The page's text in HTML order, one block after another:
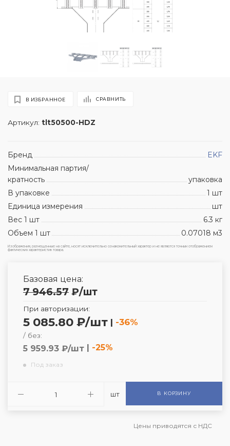
Артикул: tlt50500-HDZ
В ИЗБРАННОЕ СРАВНИТЬ
Бренд
EKF
Минимальная партия/
кратность
упаковка
В упаковке
1 шт
Единица измерения
шт
Вес 1 шт
6.3 кг
Объем 1 шт
0.07018 м3
Изображения, размещенные на сайте, носят исключительно ознакомительный характер и не являются точным отображением
фактических характеристик товара.
Базовая цена:
7 946.57 ₽/шт
При авторизации:
5 085.80 ₽/шт | -36%
/ без:
5 959.93 ₽/шт | -25%
Под заказ
шт В КОРЗИНУ
Цены приводятся с НДС